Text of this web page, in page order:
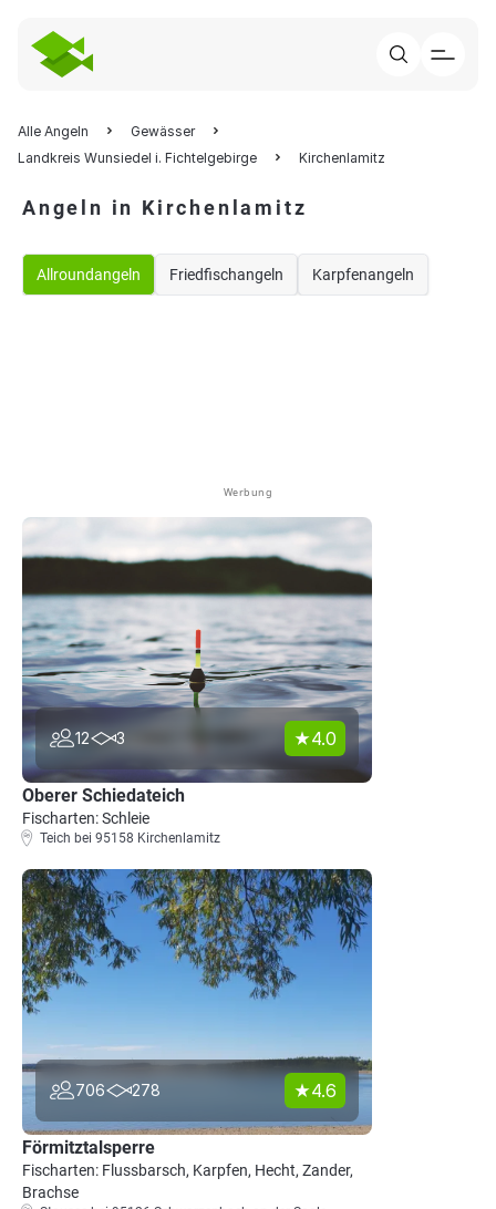
Alle Angeln
Gewässer
Landkreis Wunsiedel i. Fichtelgebirge
Kirchenlamitz
Angeln in Kirchenlamitz
Allroundangeln Friedfischangeln Karpfenangeln
Werbung
12 3 4.0
Oberer Schiedateich
Fischarten: Schleie
Teich bei 95158 Kirchenlamitz
706 278 4.6
Förmitztalsperre
Fischarten: Flussbarsch, Karpfen, Hecht, Zander,
Brachse